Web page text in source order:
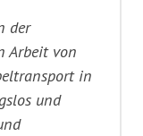
der
Arbeit von
in
und